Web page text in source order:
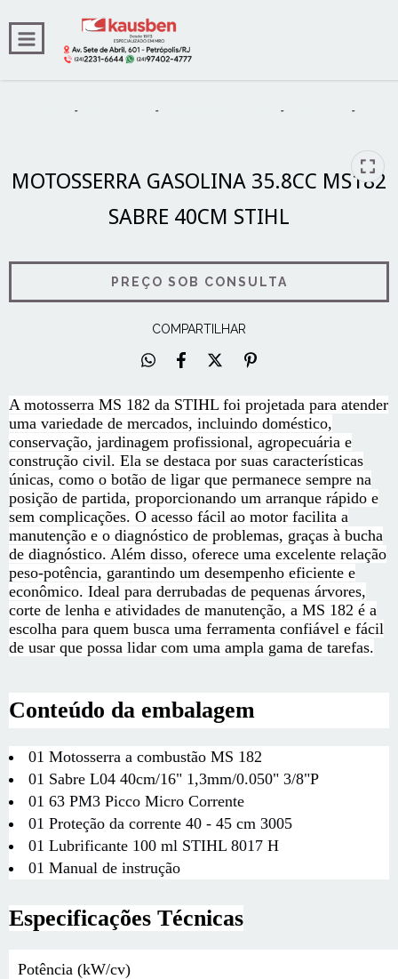
- - -
-
MOTOSSERRA GASOLINA 35.8CC MS182
SABRE 40CM STIHL
COMPARTILHAR
A motosserra MS 182 da STIHL foi projetada para atender
uma variedade de mercados, incluindo doméstico,
conservação, jardinagem profissional, agropecuária e
construção civil. Ela se destaca por suas características
únicas, como o botão de ligar que permanece sempre na
posição de partida, proporcionando um arranque rápido e
sem complicações. O acesso fácil ao motor facilita a
manutenção e o diagnóstico de problemas, graças à bucha
de diagnóstico. Além disso, oferece uma excelente relação
peso-potência, garantindo um desempenho eficiente e
econômico. Ideal para derrubadas de pequenas árvores,
corte de lenha e atividades de manutenção, a MS 182 é a
escolha para quem busca uma ferramenta confiável e fácil
de usar que possa lidar com uma ampla gama de tarefas.
Conteúdo da embalagem
01 Motosserra a combustão MS 182
01 Sabre L04 40cm/16" 1,3mm/0.050" 3/8"P
01 63 PM3 Picco Micro Corrente
01 Proteção da corrente 40 - 45 cm 3005
01 Lubrificante 100 ml STIHL 8017 H
01 Manual de instrução
Especificações Técnicas
Potência (kW/cv)